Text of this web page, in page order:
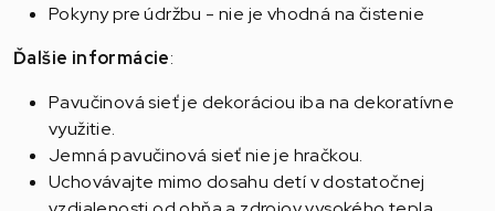
Pokyny pre údržbu - nie je vhodná na čistenie
Ďalšie informácie:
Pavučinová sieť je dekoráciou iba na dekoratívne
využitie.
Jemná pavučinová sieť nie je hračkou.
Uchovávajte mimo dosahu detí v dostatočnej